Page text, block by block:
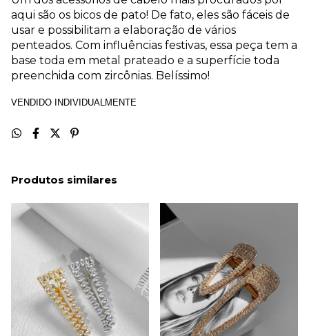
aqui são os bicos de pato! De fato, eles são fáceis de
usar e possibilitam a elaboração de vários
penteados. Com influências festivas, essa peça tem a
base toda em metal prateado e a superfície toda
preenchida com zircônias. Belíssimo!
VENDIDO INDIVIDUALMENTE
Produtos similares